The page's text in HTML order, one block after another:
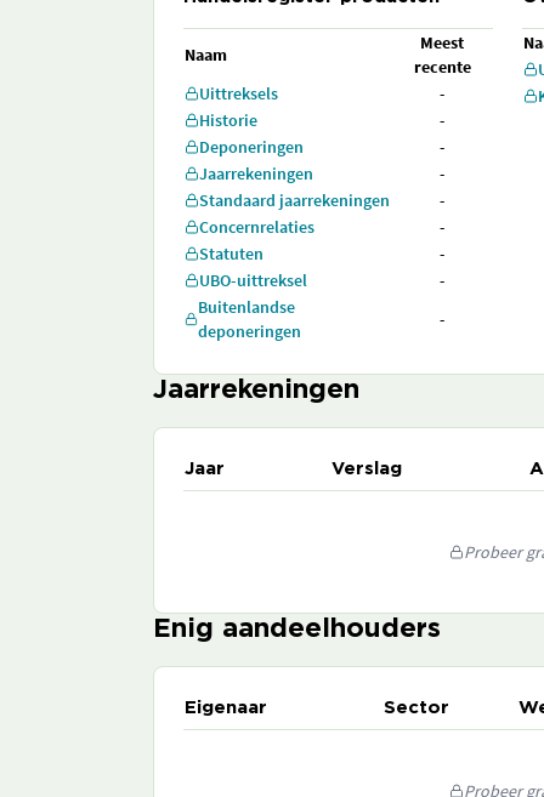
Naam
Meest
recente
Uittreksels
-
Historie
-
Deponeringen
-
Jaarrekeningen
-
Standaard jaarrekeningen
-
Concernrelaties
-
Statuten
-
UBO-uittreksel
-
Buitenlandse
deponeringen
-
Jaarrekeningen
Jaar Verslag
Probeer
Enig aandeelhouders
Eigenaar Sector
Probeer